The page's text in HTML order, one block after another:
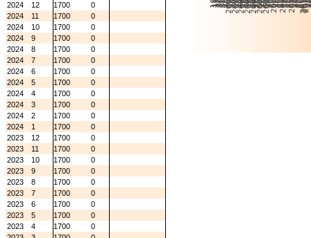
2024
12 1700
0
2024
11 1700
0
2024
10 1700
0
2024
9 1700
0
2024
8 1700
0
2024
7 1700
0
2024
6 1700
0
2024
5 1700
0
2024
4 1700
0
2024
3 1700
0
2024
2 1700
0
2024
1 1700
0
2023
12 1700
0
2023
11 1700
0
2023
10 1700
0
2023
9 1700
0
2023
8 1700
0
2023
7 1700
0
2023
6 1700
0
2023
5 1700
0
2023
4 1700
0